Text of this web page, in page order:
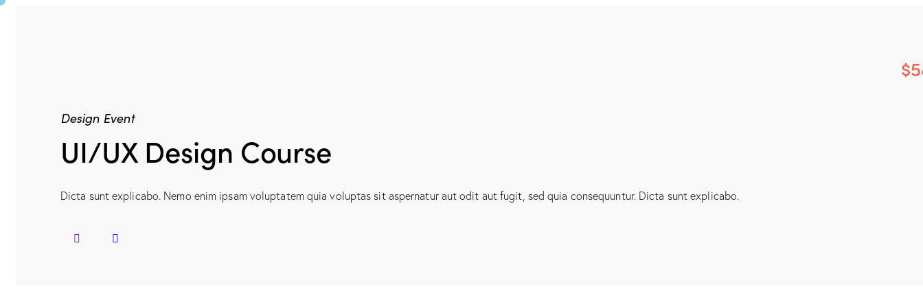
Design Event
UI/UX Design Course
Dicta sunt explicabo. Nemo enim ipsam voluptatem quia voluptas sit aspernatur aut odit aut fugit, sed quia consequuntur. Dicta sunt explicabo.